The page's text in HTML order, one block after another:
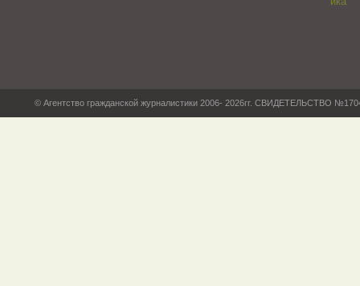
© Агентство гражданской журналистики 2006- 2026гг. СВИДЕТЕЛЬСТВО